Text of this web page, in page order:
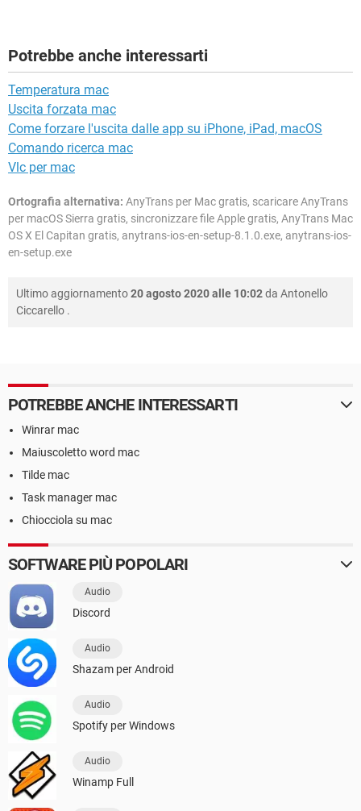
Potrebbe anche interessarti
Temperatura mac
Uscita forzata mac
Come forzare l'uscita dalle app su iPhone, iPad, macOS
Comando ricerca mac
Vlc per mac
Ortografia alternativa: AnyTrans per Mac gratis, scaricare AnyTrans
per macOS Sierra gratis, sincronizzare file Apple gratis, AnyTrans Mac
OS X El Capitan gratis, anytrans-ios-en-setup-8.1.0.exe, anytrans-ios-
en-setup.exe
Ultimo aggiornamento20 agosto 2020 alle 10:02da Antonello
Ciccarello .
POTREBBE ANCHE INTERESSARTI
Winrar mac
Maiuscoletto word mac
Tilde mac
Task manager mac
Chiocciola su mac
SOFTWARE PIÙ POPOLARI
Audio
Discord
Audio
Shazam per Android
Audio
Spotify per Windows
Audio
Winamp Full